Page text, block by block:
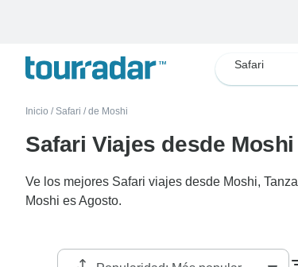
Safari
Inicio / Safari / de Moshi
Safari Viajes desde Moshi
Ve los mejores Safari viajes desde Moshi,
Moshi es Agosto.